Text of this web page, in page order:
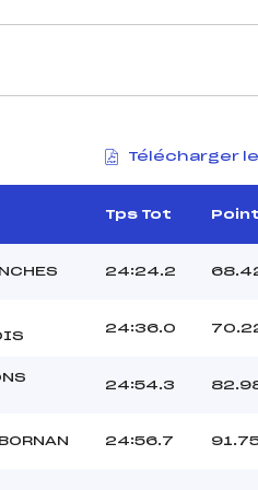
Télécharger
Tps Tot
24:24.2
24:36.0
24:54.3
24:56.7